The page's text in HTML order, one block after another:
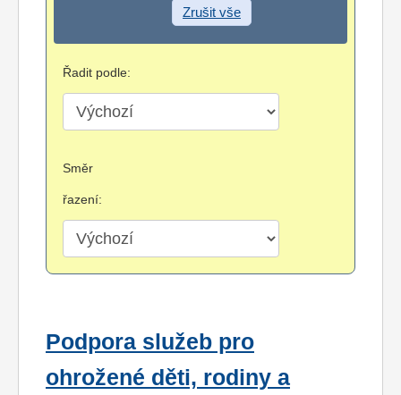
Zrušit vše
Řadit podle:
Směr
řazení:
Podpora služeb pro
ohrožené děti, rodiny a